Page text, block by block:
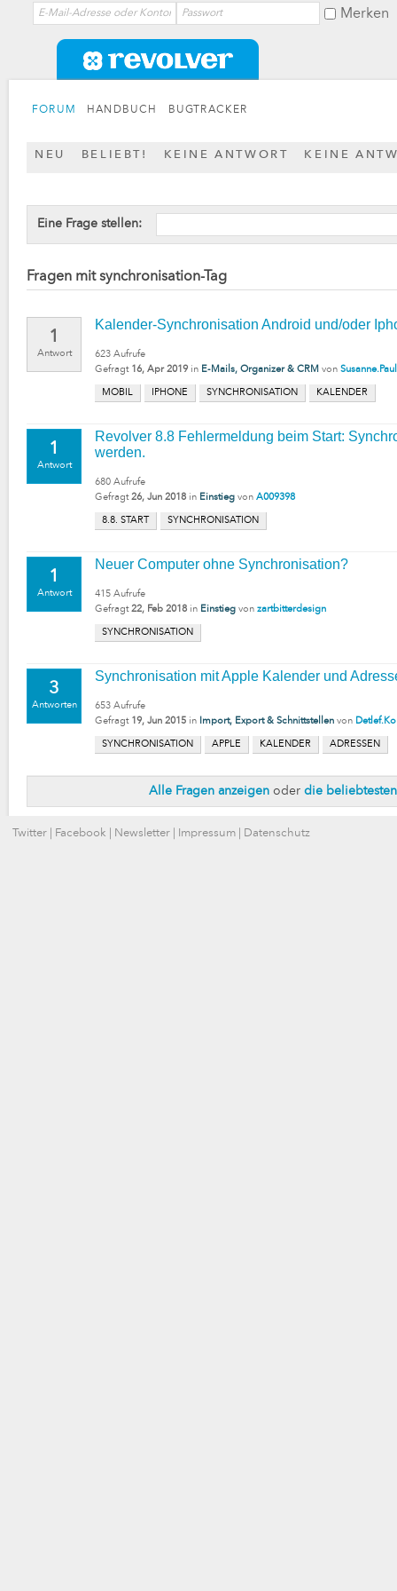
Merken
FORUM HANDBUCH BUGTRACKER
NEU BELIEBT! KEINE ANTWORT KEINE
Eine Frage stellen:
Fragen mit synchronisation-Tag
1
Antwort
Kalender-Synchronisation Android und/oder
623 Aufrufe
Gefragt 16, Apr 2019 in E-Mails, Organizer & CRM von
MOBIL IPHONE SYNCHRONISATION KALENDER
1
Antwort
Revolver 8.8 Fehlermeldung beim Start:
werden.
680 Aufrufe
Gefragt 26, Jun 2018 in Einstieg von A009398
8.8. START SYNCHRONISATION
1
Antwort
Neuer Computer ohne Synchronisation?
415 Aufrufe
Gefragt 22, Feb 2018 in Einstieg von zartbitterdesign
SYNCHRONISATION
3
Antworten
Synchronisation mit Apple Kalender und
653 Aufrufe
Gefragt 19, Jun 2015 in Import, Export & Schnittstellen von
SYNCHRONISATION APPLE KALENDER ADRESSEN
Alle Fragen anzeigen oder die beliebtesten
Twitter Facebook Newsletter Impressum Datenschutz